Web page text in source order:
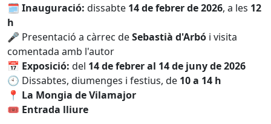
🗓 Inauguració: dissabte 14 de febrer de 2026, a les 12
h
🎤 Presentació a càrrec deSebastià d'Arbó i visita
comentada amb l'autor
📅 Exposició: del 14 de febrer al 14 de juny de 2026
🕙 Dissabtes, diumenges i festius, de 10 a 14 h
📍 La Mongia de Vilamajor
🎟 Entrada lliure